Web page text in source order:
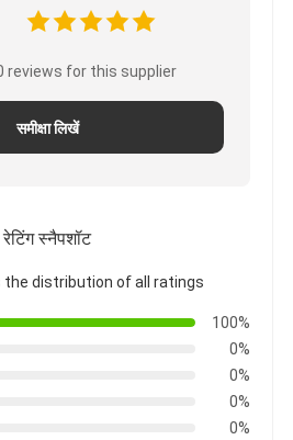
reviews for this supplier
समीक्षा लिखें
रेटिंग स्नैपशॉट
the distribution of all ratings
100%
0%
0%
0%
0%